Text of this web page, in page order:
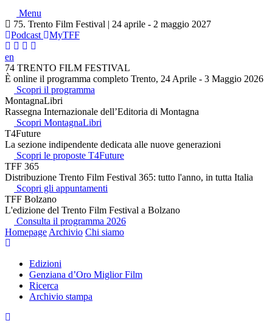
Menu
75. Trento Film Festival | 24 aprile - 2 maggio 2027
Podcast
MyTFF
en
74 TRENTO FILM FESTIVAL
È online il programma completo Trento, 24 Aprile - 3 Maggio 2026
Scopri il programma
MontagnaLibri
Rassegna Internazionale dell’Editoria di Montagna
Scopri MontagnaLibri
T4Future
La sezione indipendente dedicata alle nuove generazioni
Scopri le proposte T4Future
TFF 365
Distribuzione Trento Film Festival 365: tutto l'anno, in tutta Italia
Scopri gli appuntamenti
TFF Bolzano
L'edizione del Trento Film Festival a Bolzano
Consulta il programma 2026
Homepage Archivio Chi siamo
Edizioni
Genziana d’Oro Miglior Film
Ricerca
Archivio stampa